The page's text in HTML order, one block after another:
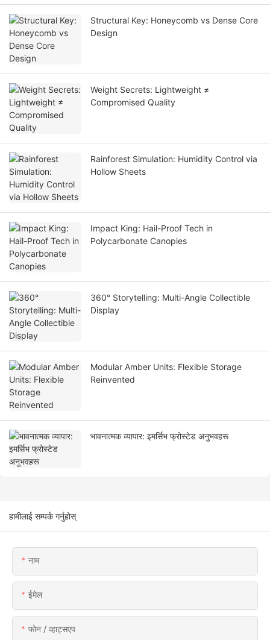
Structural Key: Honeycomb vs Dense Core
Design
Weight Secrets: Lightweight ≠
Compromised Quality
Rainforest Simulation: Humidity Control via
Hollow Sheets
Impact King: Hail-Proof Tech in
Polycarbonate Canopies
360° Storytelling: Multi-Angle Collectible
Display
Modular Amber Units: Flexible Storage
Reinvented
भावनात्मक व्यापार: इमर्सिभ फ्रोस्टेड अनुभवहरू
हामीलाई सम्पर्क गर्नुहोस्
नाम
ईमेल
फोन / व्हाट्सएप